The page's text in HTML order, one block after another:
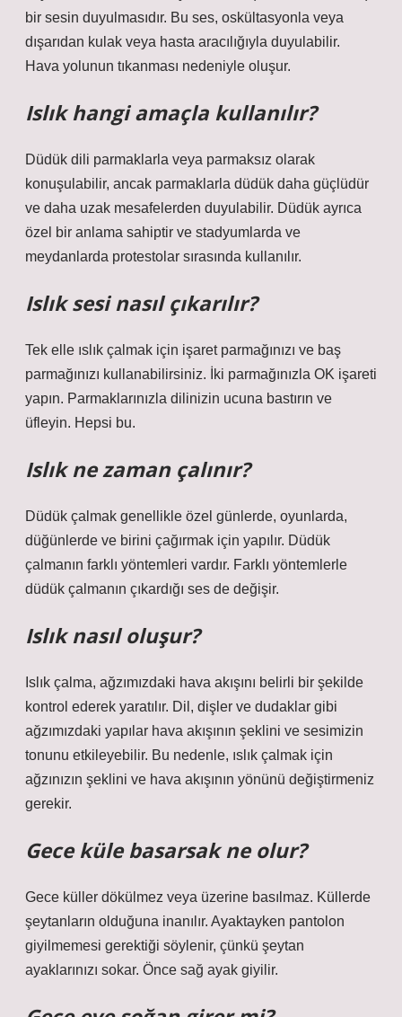
bir sesin duyulmasıdır. Bu ses, oskültasyonla veya
dışarıdan kulak veya hasta aracılığıyla duyulabilir.
Hava yolunun tıkanması nedeniyle oluşur.
Islık hangi amaçla kullanılır?
Düdük dili parmaklarla veya parmaksız olarak
konuşulabilir, ancak parmaklarla düdük daha güçlüdür
ve daha uzak mesafelerden duyulabilir. Düdük ayrıca
özel bir anlama sahiptir ve stadyumlarda ve
meydanlarda protestolar sırasında kullanılır.
Islık sesi nasıl çıkarılır?
Tek elle ıslık çalmak için işaret parmağınızı ve baş
parmağınızı kullanabilirsiniz. İki parmağınızla OK işareti
yapın. Parmaklarınızla dilinizin ucuna bastırın ve
üfleyin. Hepsi bu.
Islık ne zaman çalınır?
Düdük çalmak genellikle özel günlerde, oyunlarda,
düğünlerde ve birini çağırmak için yapılır. Düdük
çalmanın farklı yöntemleri vardır. Farklı yöntemlerle
düdük çalmanın çıkardığı ses de değişir.
Islık nasıl oluşur?
Islık çalma, ağzımızdaki hava akışını belirli bir şekilde
kontrol ederek yaratılır. Dil, dişler ve dudaklar gibi
ağzımızdaki yapılar hava akışının şeklini ve sesimizin
tonunu etkileyebilir. Bu nedenle, ıslık çalmak için
ağzınızın şeklini ve hava akışının yönünü değiştirmeniz
gerekir.
Gece küle basarsak ne olur?
Gece küller dökülmez veya üzerine basılmaz. Küllerde
şeytanların olduğuna inanılır. Ayaktayken pantolon
giyilmemesi gerektiği söylenir, çünkü şeytan
ayaklarınızı sokar. Önce sağ ayak giyilir.